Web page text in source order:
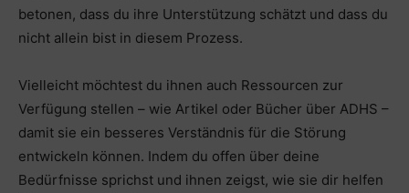
betonen, dass du ihre Unterstützung schätzt und dass du
nicht allein bist in diesem Prozess.
Vielleicht möchtest du ihnen auch Ressourcen zur
Verfügung stellen – wie Artikel oder Bücher über ADHS –
damit sie ein besseres Verständnis für die Störung
entwickeln können. Indem du offen über deine
Bedürfnisse sprichst und ihnen zeigst, wie sie dir helfen